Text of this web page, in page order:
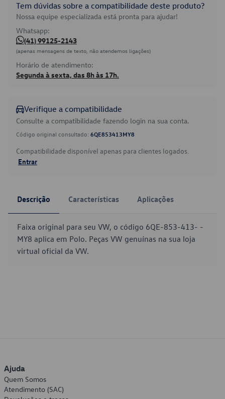
Tem dúvidas sobre a compatibilidade deste produto?
Nossa equipe especializada está pronta para ajudar!
Whatsapp:
(41) 99125-2143
(apenas mensagens de texto, não atendemos ligações)
Horário de atendimento:
Segunda à sexta, das 8h às 17h.
Verifique a compatibilidade
Consulte a compatibilidade fazendo login na sua conta.
Código original consultado: 6QE853413MY8
Compatibilidade disponível apenas para clientes logados.
Entrar
Descrição Características Aplicações
Faixa original para seu VW, o código 6QE-853-413- -
MY8 aplica em Polo. Peças VW genuínas na sua loja
virtual oficial da VW.
Ajuda
Quem Somos
Atendimento (SAC)